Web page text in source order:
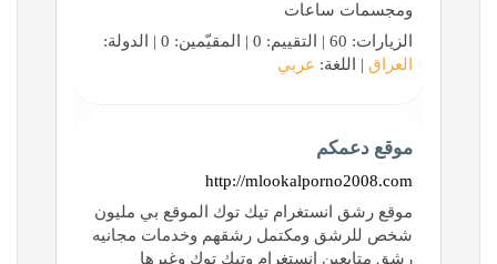
ومجسمات ساعات
الزيارات: 60 | التقييم: 0 | المقيّمين: 0 | الدولة:
العراق | اللغة: عربي
موقع دعمكم
http://mlookalporno2008.com
موقع رشق انستغرام تيك توك الموقع بي مليون
شخص للرشق ومكتمل رشقهم وخدمات مجانيه
رشق متابعين انستغرام وتيك توك وغيرها